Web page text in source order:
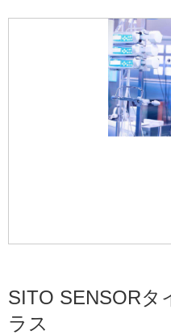
SITO SENSOR
ラス